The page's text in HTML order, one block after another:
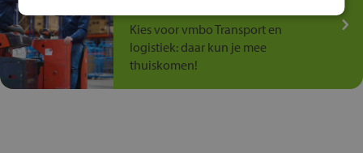
Kies voor vmbo Transport en
logistiek: daar kun je mee
thuiskomen!